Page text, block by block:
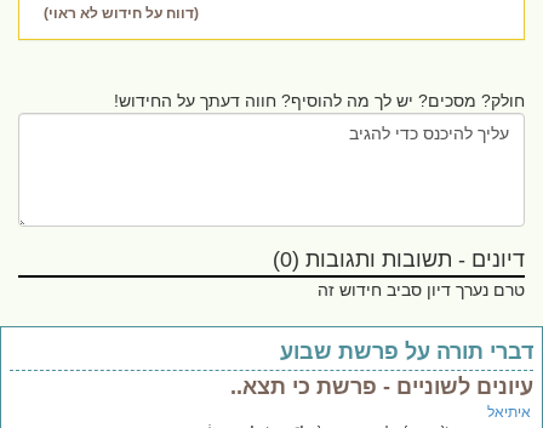
(דווח על חידוש לא ראוי)
חולק? מסכים? יש לך מה להוסיף? חווה דעתך על החידוש!
דיונים - תשובות ותגובות (0)
טרם נערך דיון סביב חידוש זה
תורה על פרשת שבוע
לשוניים - פרשת כי תצא..